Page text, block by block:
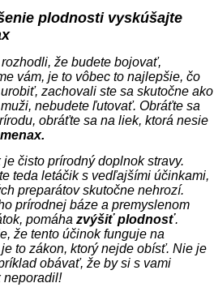
plodnosti vyskúšajte
že budete bojovať,
vám, je to vôbec to najlepšie, čo
zachovali ste sa skutočne ako
nebudete ľutovať. Obráťte sa
obráťte sa na liek, ktorá nesie
je čisto prírodný doplnok stravy.
teda letáčik s vedľajšími účinkami,
preparátov skutočne nehrozí.
prírodnej báze a premyslenom
pomáha zvýšiť plodnosť.
že tento účinok funguje na
to zákon, ktorý nejde obísť. Nie je
obávať, že by si s vami
neporadil!